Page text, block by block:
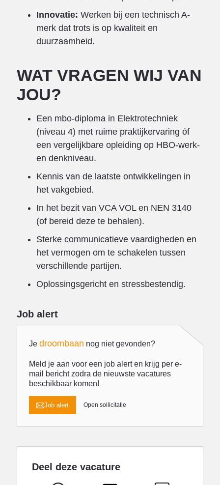
Innovatie: Werken bij een technisch A-
merk dat trots is op kwaliteit en
duurzaamheid.
WAT VRAGEN WIJ VAN
JOU?
Een mbo-diploma in Elektrotechniek
(niveau 4) met ruime praktijkervaring óf
een vergelijkbare opleiding op HBO-werk-
en denkniveau.
Kennis van de laatste ontwikkelingen in
het vakgebied.
In het bezit van VCA VOL en NEN 3140
(of bereid deze te behalen).
Sterke communicatieve vaardigheden en
het vermogen om te schakelen tussen
verschillende partijen.
Oplossingsgericht en stressbestendig.
Job alert
Je droombaan nog niet gevonden?
Meld je aan voor een job alert en krijg per e-
mail bericht zodra de nieuwste vacatures
beschikbaar komen!
Job alert Open sollicitatie
Deel deze vacature